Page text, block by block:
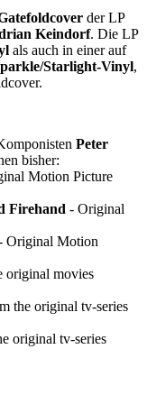
der LP
Keindorf. Die LP
als auch in einer auf
Starlight-Vinyl,
Peter
bisher:
Motion Picture
Firehand - Original
Original Motion
original movies
the original tv-series
original tv-series